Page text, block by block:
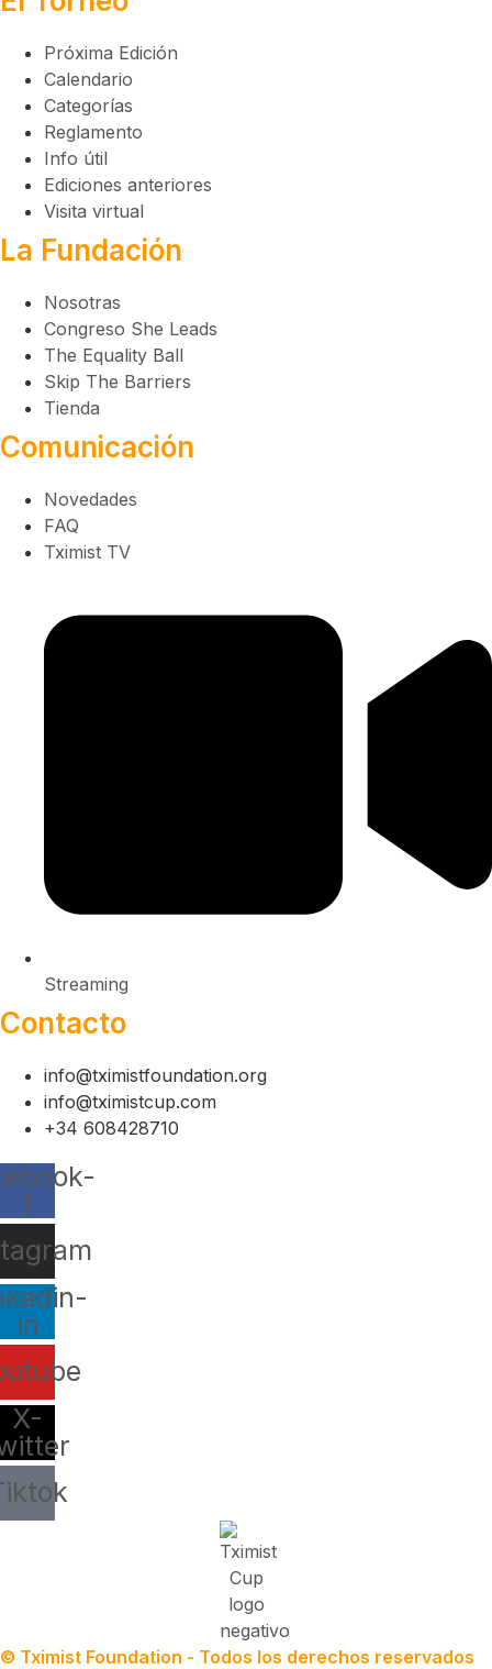
Próxima Edición
Calendario
Categorías
Reglamento
Info útil
Ediciones anteriores
Visita virtual
La Fundación
Nosotras
Congreso She Leads
The Equality Ball
Skip The Barriers
Tienda
Comunicación
Novedades
FAQ
Tximist TV
Streaming
Contacto
info@tximistfoundation.org
info@tximistcup.com
+34 608428710
f
in
X-
© Tximist Foundation - Todos los derechos reservados